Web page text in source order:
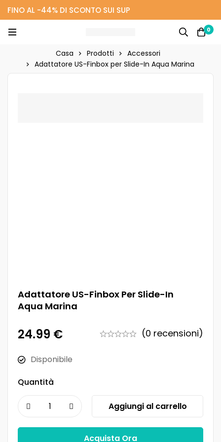
FINO AL -44% DI SCONTO SUI SUP
0
Casa Prodotti
Accessori
Adattatore US-Finbox per Slide-In Aqua Marina
Adattatore US-Finbox Per Slide-In
Aqua Marina
24.99 € (0 recensioni)
Disponibile
Quantità
Aggiungi al carrello
Acquista Ora